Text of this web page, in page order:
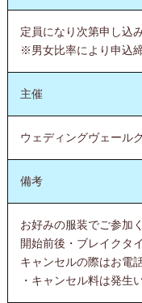
定員になり次第申し込
※男女比率により申込
主催
ウェディングヴェール
備考
お好みの服装でご参加
開始前後・ブレイクタ
キャンセルの際はお電
・キャンセル料は発生